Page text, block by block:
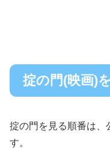
掟の門(映画)
掟の門を見る順番は、
す。